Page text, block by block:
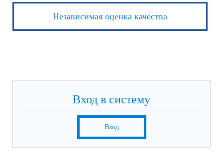
Независимая оценка качества
Вход в систему
Вход